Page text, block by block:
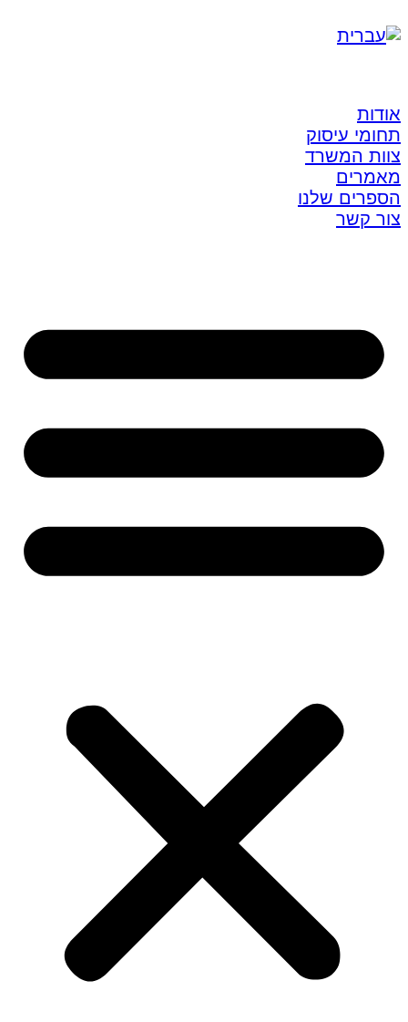
אודות
תחומי עיסוק
צוות המשרד
מאמרים
הספרים שלנו
צור קשר